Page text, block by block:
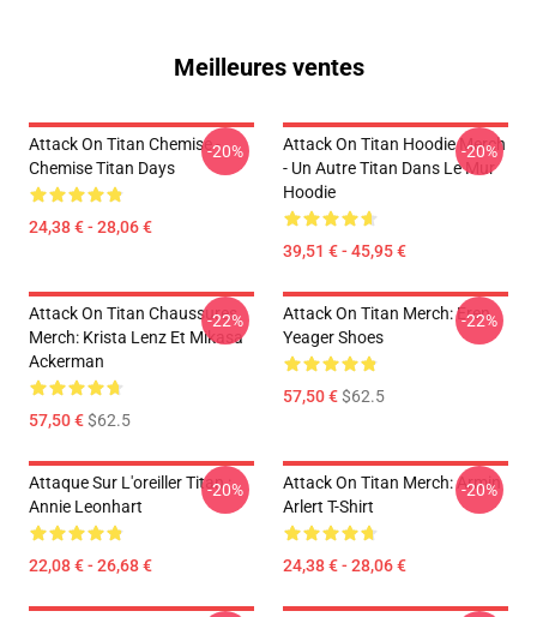
Meilleures ventes
Attack On Titan Chemise -
Chemise Titan Days
24,38 € - 28,06 €
-20%
Attack On Titan Hoodie Merch
- Un Autre Titan Dans Le Mur
Hoodie
39,51 € - 45,95 €
-20%
Attack On Titan Chaussures
Merch: Krista Lenz Et Mikasa
Ackerman
57,50 €$62.5
-22%
Attack On Titan Merch: Eren
Yeager Shoes
57,50 €$62.5
-22%
Attaque Sur L'oreiller Titan :
Annie Leonhart
22,08 € - 26,68 €
-20%
Attack On Titan Merch: Armin
Arlert T-Shirt
24,38 € - 28,06 €
-20%